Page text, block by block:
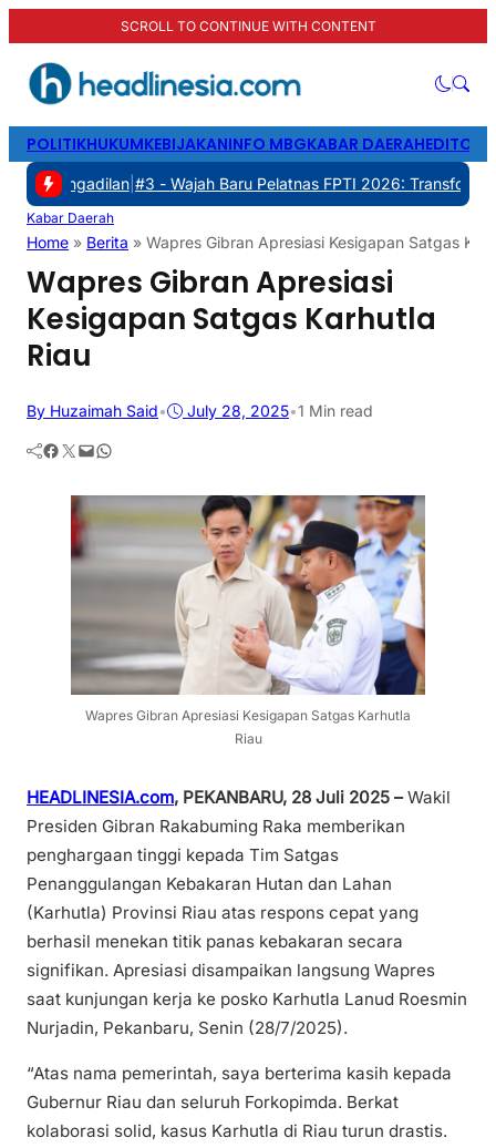
SCROLL TO CONTINUE WITH CONTENT
POLITIKHUKUMKEBIJAKANINFO MBGKABAR DAERAH
|#3 -Wajah Baru Pelatnas FPTI 2026: Transformasi
Kabar Daerah
Home » Berita » Wapres Gibran Apresiasi Kesigapan Satgas
Wapres Gibran Apresiasi
Kesigapan Satgas Karhutla
Riau
By Huzaimah Said• July 28, 2025•1 Min read
Facebook Twitter Mail WhatsApp
Wapres Gibran Apresiasi Kesigapan Satgas Karhutla
Riau
HEADLINESIA.com, PEKANBARU, 28 Juli 2025 –Wakil
Presiden Gibran Rakabuming Raka memberikan
penghargaan tinggi kepada Tim Satgas
Penanggulangan Kebakaran Hutan dan Lahan
(Karhutla) Provinsi Riau atas respons cepat yang
berhasil menekan titik panas kebakaran secara
signifikan. Apresiasi disampaikan langsung Wapres
saat kunjungan kerja ke posko Karhutla Lanud Roesmin
Nurjadin, Pekanbaru, Senin (28/7/2025).
“Atas nama pemerintah, saya berterima kasih kepada
Gubernur Riau dan seluruh Forkopimda. Berkat
kolaborasi solid, kasus Karhutla di Riau turun drastis.